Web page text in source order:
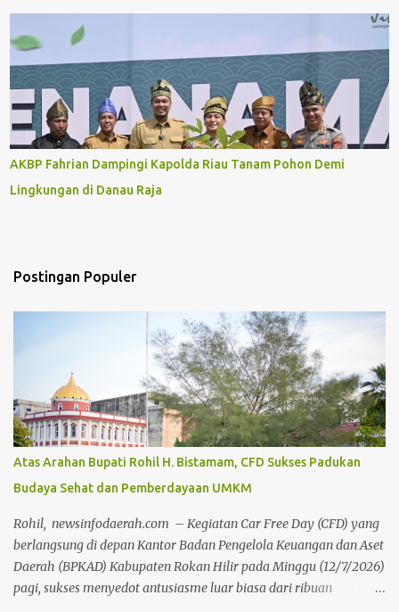
AKBP Fahrian Dampingi Kapolda Riau Tanam Pohon Demi
Lingkungan di Danau Raja
Postingan Populer
Atas Arahan Bupati Rohil H. Bistamam, CFD Sukses Padukan
Budaya Sehat dan Pemberdayaan UMKM
Rohil, newsinfodaerah.com – Kegiatan Car Free Day (CFD) yang
berlangsung di depan Kantor Badan Pengelola Keuangan dan Aset
Daerah (BPKAD) Kabupaten Rokan Hilir pada Minggu (12/7/2026)
pagi, sukses menyedot antusiasme luar biasa dari ribuan